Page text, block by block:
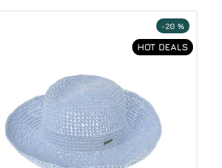
HOT DEALS
-20 %